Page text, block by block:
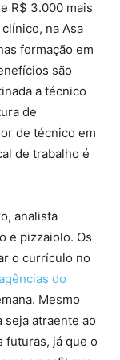
R$ 3.000 mais
na Asa
formação em
são
a técnico
de
de técnico em
de trabalho é
analista
e pizzaiolo. Os
o currículo no
do
Mesmo
atraente ao
futuras, já que o